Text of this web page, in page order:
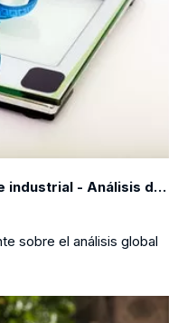
Mercado de escala de pesaje industrial - Análisis de la industria global 2021 - 2026
sobre el análisis global